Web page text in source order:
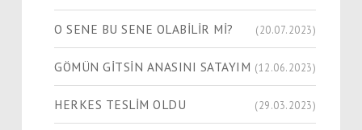
O SENE BU SENE OLABİLİR Mİ? (20.07.2023)
GÖMÜN GİTSİN ANASINI SATAYIM (12.06.2023)
HERKES TESLİM OLDU (29.03.2023)